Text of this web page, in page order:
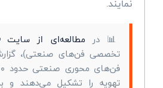
نمایند.
📊 در مطالعه‌ای از سایت
تخصصی فن‌های صنعتی)،
تهویه را تشکیل می‌دهند و